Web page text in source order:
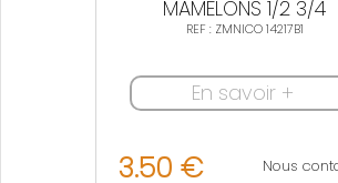
MAMELONS 1/2 3/4
REF : ZMNICO 14217B1
En savoir +
3.50 € Nous